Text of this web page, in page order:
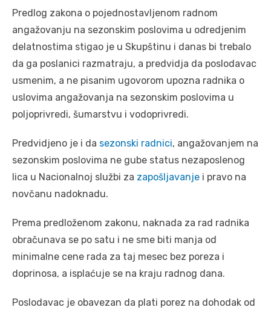
Predlog zakona o pojednostavljenom radnom
angažovanju na sezonskim poslovima u odredjenim
delatnostima stigao je u Skupštinu i danas bi trebalo
da ga poslanici razmatraju, a predvidja da poslodavac
usmenim, a ne pisanim ugovorom upozna radnika o
uslovima angažovanja na sezonskim poslovima u
poljoprivredi, šumarstvu i vodoprivredi.
Predvidjeno je i da sezonski radnici, angažovanjem na
sezonskim poslovima ne gube status nezaposlenog
lica u Nacionalnoj službi za zapošljavanje i pravo na
novčanu nadoknadu.
Prema predloženom zakonu, naknada za rad radnika
obračunava se po satu i ne sme biti manja od
minimalne cene rada za taj mesec bez poreza i
doprinosa, a isplaćuje se na kraju radnog dana.
Poslodavac je obavezan da plati porez na dohodak od